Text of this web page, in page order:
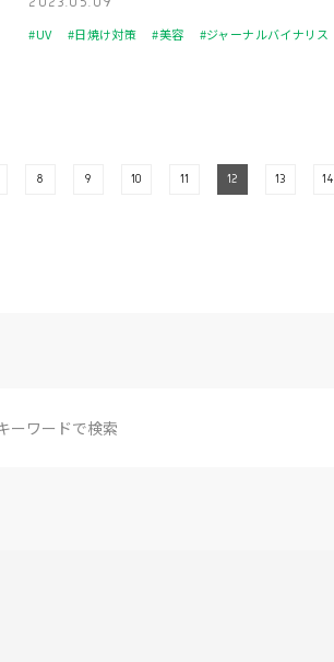
#UV #日焼け対策 #美容 #ジャーナルバイナリス
8 9 10 11 12 13 14